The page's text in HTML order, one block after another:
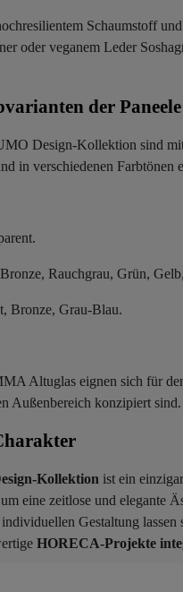
Schaumstoff
oder veganem Leder
der Paneele
Design-Kollektion sind
in verschiedenen Farbtönen
Rauchgrau, Grün,
Bronze, Grau-Blau.
Altuglas eignen sich für
Außenbereich konzipiert sind.
Kollektion ist ein
eine zeitlose und elegante
Gestaltung lassen
HORECA-Projekte